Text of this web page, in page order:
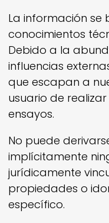
La información se
conocimientos
Debido a la
influencias
que escapan a
usuario de
ensayos.
No puede
implícitamente
jurídicamente
propiedades o
específico.